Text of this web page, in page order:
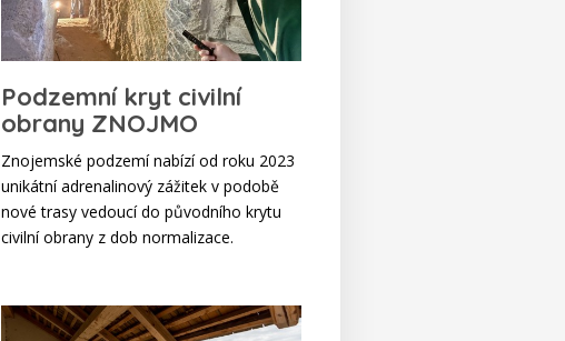
Podzemní kryt civilní
obrany ZNOJMO
Znojemské podzemí nabízí od roku 2023
unikátní adrenalinový zážitek v podobě
nové trasy vedoucí do původního krytu
civilní obrany z dob normalizace.